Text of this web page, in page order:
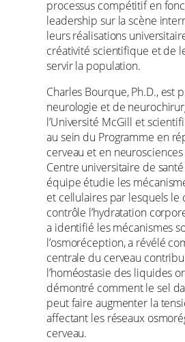
processus compétitif en
leadership sur la scène
leurs réalisations
créativité scientifique et de
servir la population.
Charles Bourque, Ph.D., est
neurologie et de
l’Université McGill et
au sein du Programme en
cerveau et en
Centre universitaire de
équipe étudie les
et cellulaires par lesquels le
contrôle l’hydratation
a identifié les mécanismes
l’osmoréception, a révélé
centrale du cerveau
l’homéostasie des liquides
démontré comment le sel
peut faire augmenter la
affectant les réseaux
cerveau.